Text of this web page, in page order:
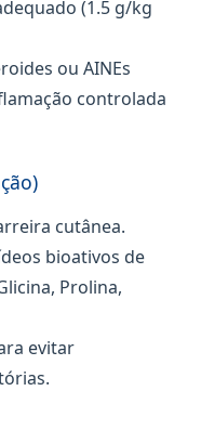
(1.5 g/kg
ou AINEs
controlada
cutânea.
bioativos de
Prolina,
evitar